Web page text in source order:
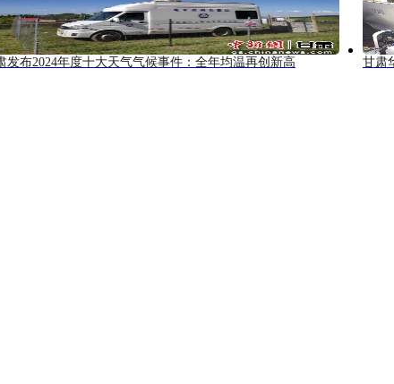
发布2024年度十大天气气候事件：全年均温再创新高 甘肃